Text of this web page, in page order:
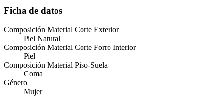
Ficha de datos
Composición Material Corte Exterior
Piel Natural
Composición Material Corte Forro Interior
Piel
Composición Material Piso-Suela
Goma
Género
Mujer